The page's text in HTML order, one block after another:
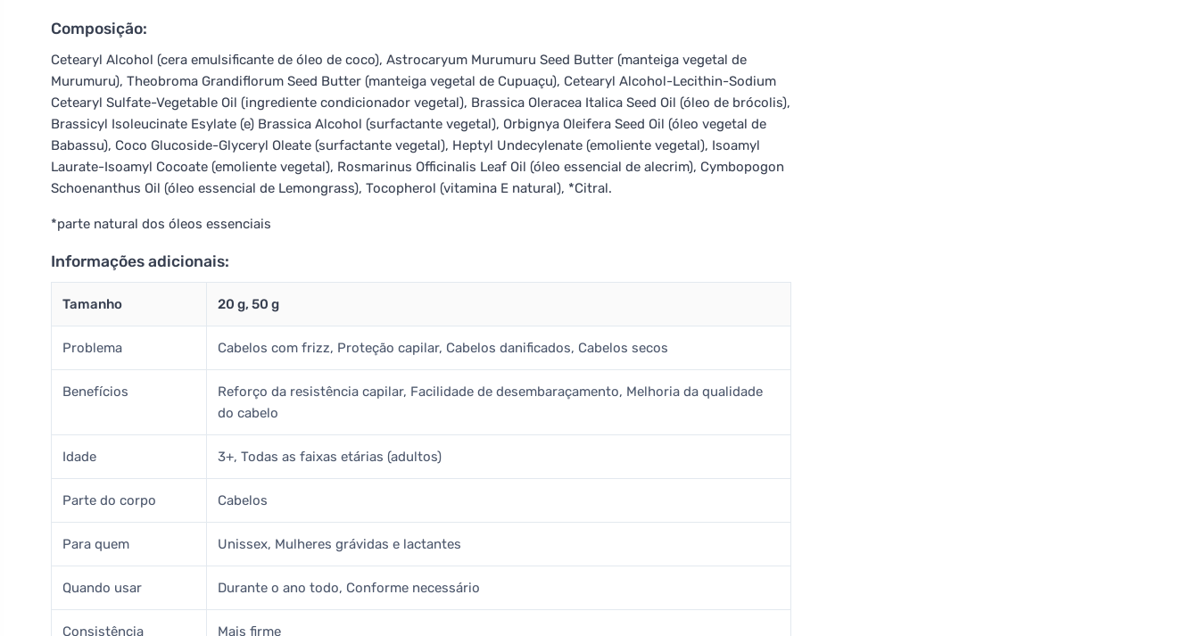
Composição:
Cetearyl Alcohol (cera emulsificante de óleo de coco), Astrocaryum Murumuru Seed Butter (manteiga vegetal de
Murumuru), Theobroma Grandiflorum Seed Butter (manteiga vegetal de Cupuaçu), Cetearyl Alcohol-Lecithin-Sodium
Cetearyl Sulfate-Vegetable Oil (ingrediente condicionador vegetal), Brassica Oleracea Italica Seed Oil (óleo de brócolis),
Brassicyl Isoleucinate Esylate (e) Brassica Alcohol (surfactante vegetal), Orbignya Oleifera Seed Oil (óleo vegetal de
Babassu), Coco Glucoside-Glyceryl Oleate (surfactante vegetal), Heptyl Undecylenate (emoliente vegetal), Isoamyl
Laurate-Isoamyl Cocoate (emoliente vegetal), Rosmarinus Officinalis Leaf Oil (óleo essencial de alecrim), Cymbopogon
Schoenanthus Oil (óleo essencial de Lemongrass), Tocopherol (vitamina E natural), *Citral.
*parte natural dos óleos essenciais
Informações adicionais:
Tamanho 20 g, 50 g
Problema Cabelos com frizz, Proteção capilar, Cabelos danificados, Cabelos secos
Benefícios
Reforço da resistência capilar, Facilidade de desembaraçamento, Melhoria da qualidade
do cabelo
Idade 3+, Todas as faixas etárias (adultos)
Parte do corpo Cabelos
Para quem Unissex, Mulheres grávidas e lactantes
Quando usar Durante o ano todo, Conforme necessário
Consistência Mais firme